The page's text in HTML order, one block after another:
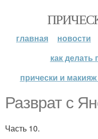
главная новости
как делать
прически и
Разврат с
Часть 10.